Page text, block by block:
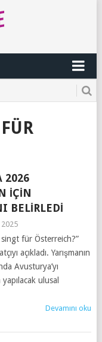
2026
İÇIN
BELIRLEDI
2025
für Österreich?”
açıkladı. Yarışmanın
Avusturya’yı
ulusal
Devamını oku